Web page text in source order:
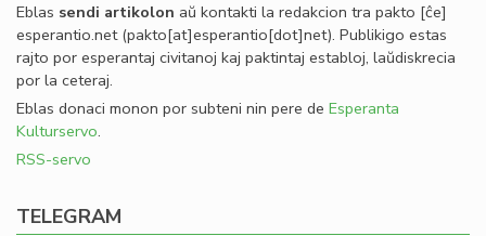
Eblas sendi artikolon aŭ kontakti la redakcion tra pakto [ĉe]
esperantio.net(pakto[at]esperantio[dot]net). Publikigo estas
rajto por esperantaj civitanoj kaj paktintaj establoj, laŭdiskrecia
por la ceteraj.
Eblas donaci monon por subteni nin pere de Esperanta
Kulturservo.
RSS-servo
TELEGRAM